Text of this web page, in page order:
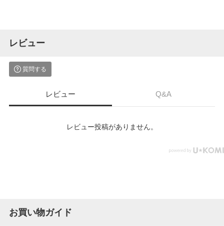
レビュー
質問する
レビュー Q&A
レビュー投稿がありません。
お買い物ガイド